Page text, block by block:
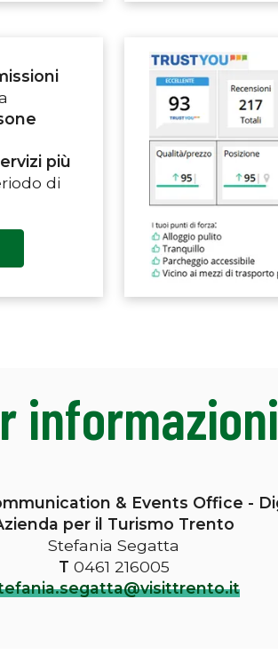
più
di
informazioni
& Events Office -
per il Turismo Trento
Stefania Segatta
T 0461 216005